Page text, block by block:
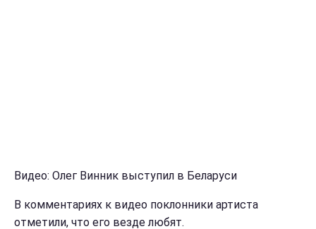
Видео: Олег Винник выступил в Беларуси
В комментариях к видео поклонники артиста
отметили, что его везде любят.